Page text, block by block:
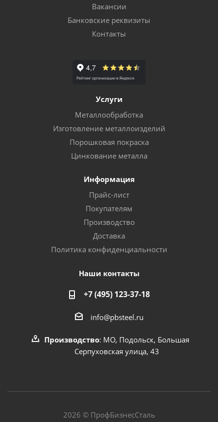
Вакансии
Банковские реквизиты
Контакты
Услуги
Металлообработка
Изготовление металлоизделий
Порошковая покраска
Цинкование металла
Информация
Прайс-лист
Покупателям
Производство
Доставка
Политика конфиденциальности
Наши контакты
+7 (495) 123-37-18
info@pbsteel.ru
Производство: МО, Подольск, Большая
Серпуховская улица, 43
2026 © ПрофБизнесСталь